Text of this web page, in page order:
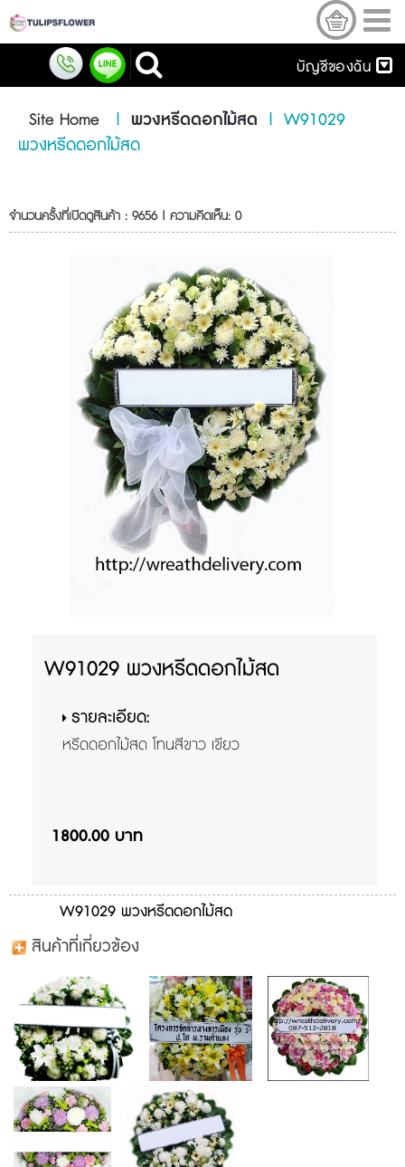
บัญชีของฉัน
Site Home | พวงหรีดดอกไม้สด | W91029
พวงหรีดดอกไม้สด
จำนวนครั้งที่เปิดดูสินค้า : 9656 | ความคิดเห็น: 0
W91029 พวงหรีดดอกไม้สด
รายละเอียด:
หรีดดอกไม้สด โทนสีขาว เขียว
1800.00 บาท
W91029 พวงหรีดดอกไม้สด
สินค้าที่เกี่ยวข้อง